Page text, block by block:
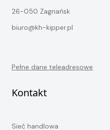
26-050 Zagnańsk
biuro@kh-kipper.pl
Pełne dane teleadresowe
Kontakt
Sieć handlowa